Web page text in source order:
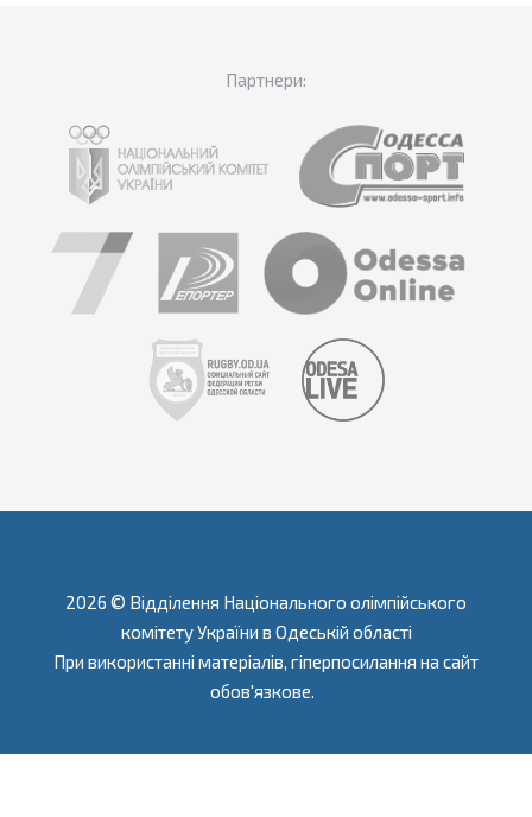
Партнери:
2026 © Відділення Національного олімпійського
комітету України в Одеській області
При використанні матеріалів, гіперпосилання на сайт
обов'язкове.